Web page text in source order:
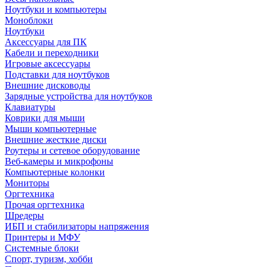
Ноутбуки и компьютеры
Моноблоки
Ноутбуки
Аксессуары для ПК
Кабели и переходники
Игровые аксессуары
Подставки для ноутбуков
Внешние дисководы
Зарядные устройства для ноутбуков
Клавиатуры
Коврики для мыши
Мыши компьютерные
Внешние жесткие диски
Роутеры и сетевое оборудование
Веб-камеры и микрофоны
Компьютерные колонки
Мониторы
Оргтехника
Прочая оргтехника
Шредеры
ИБП и стабилизаторы напряжения
Принтеры и МФУ
Системные блоки
Спорт, туризм, хобби